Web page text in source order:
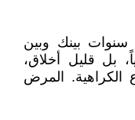
بينك وبين
بل قليل أخلاق،
الكراهية. المرض